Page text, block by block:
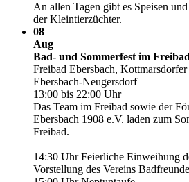
An allen Tagen gibt es Speisen
der Kleintierzüchter.
08
Aug
Bad- und Sommerfest im
Freibad Ebersbach,
Ebersbach-Neugersdorf
13:00 bis 22:00 Uhr
Das Team im Freibad sowie der
Ebersbach 1908 e.V. laden zum
Freibad.
14:30 Uhr Feierliche Einweihung
Vorstellung des Vereins